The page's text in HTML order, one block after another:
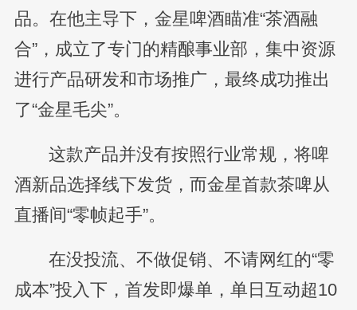
品。在他主导下，金星啤酒瞄准“茶酒融
合”，成立了专门的精酿事业部，集中资源
进行产品研发和市场推广，最终成功推出
了“金星毛尖”。
这款产品并没有按照行业常规，将啤
酒新品选择线下发货，而金星首款茶啤从
直播间“零帧起手”。
在没投流、不做促销、不请网红的“零
成本”投入下，首发即爆单，单日互动超10